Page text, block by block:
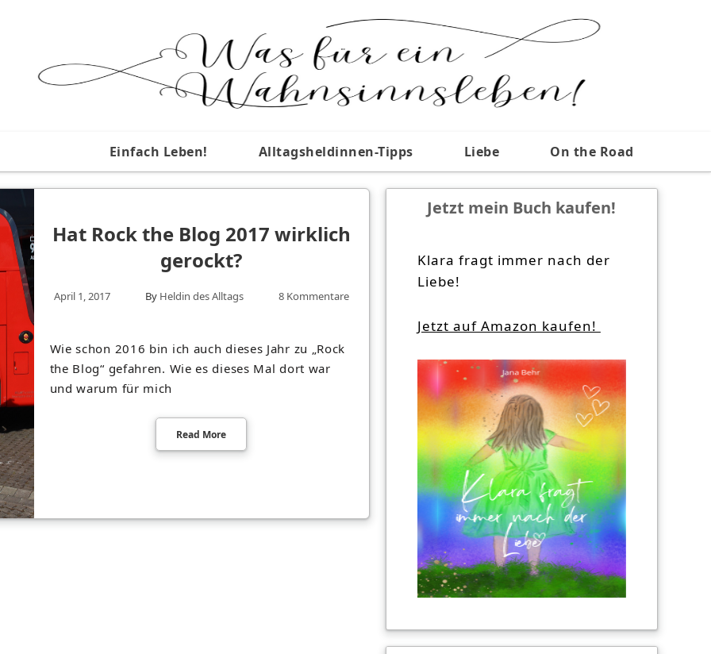
Einfach Leben! Alltagsheldinnen-Tipps Liebe On the Road
Hat Rock the Blog 2017 wirklich
gerockt?
April 1, 2017 By Heldin des Alltags 8 Kommentare
Wie schon 2016 bin ich auch dieses Jahr zu „Rock
the Blog“ gefahren. Wie es dieses Mal dort war
und warum für mich
Read More
Jetzt mein Buch kaufen!
Klara fragt immer nach der
Liebe!
Jetzt auf Amazon kaufen!